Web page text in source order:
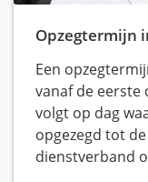
Opzegtermijn
Een
vanaf de eerste
volgt op dag
opgezegd tot
dienstverband